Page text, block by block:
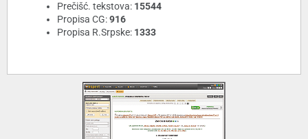
Prečišć. tekstova: 15544
Propisa CG:916
Propisa R.Srpske: 1333